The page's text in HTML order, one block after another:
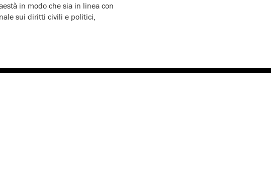
in modo che sia in linea con
sui diritti civili e politici,